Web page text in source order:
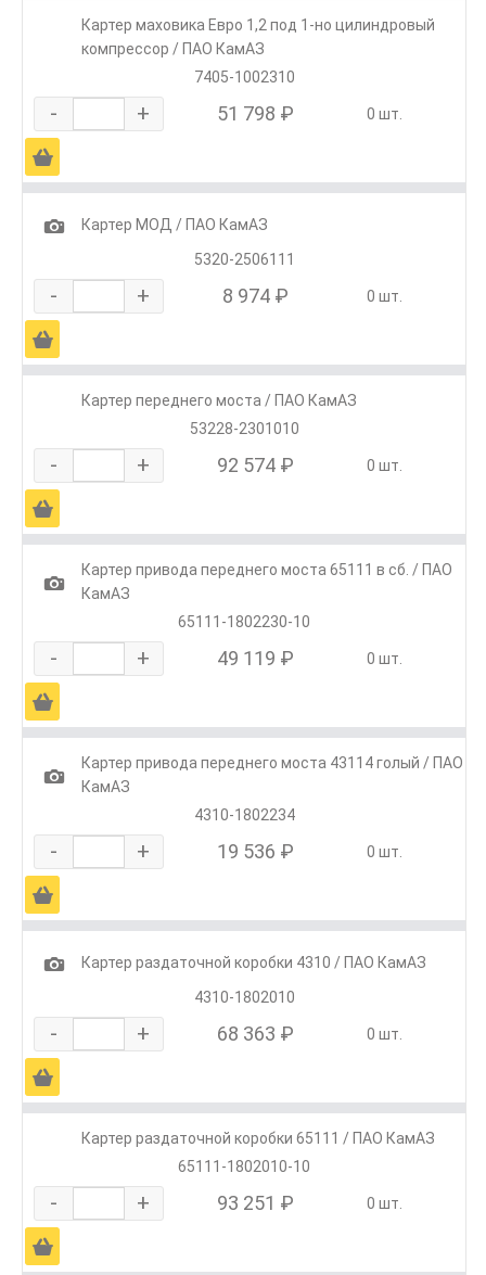
Картер маховика Евро 1,2 под 1-но цилиндровый
компрессор / ПАО КамАЗ
7405-1002310
- + 51 798 ₽ 0 шт.
Ä
1
Картер МОД / ПАО КамАЗ
5320-2506111
- + 8 974 ₽ 0 шт.
Ä
Картер переднего моста / ПАО КамАЗ
53228-2301010
- + 92 574 ₽ 0 шт.
Ä
1
Картер привода переднего моста 65111 в сб. / ПАО
КамАЗ
65111-1802230-10
- + 49 119 ₽ 0 шт.
Ä
1
Картер привода переднего моста 43114 голый / ПАО
КамАЗ
4310-1802234
- + 19 536 ₽ 0 шт.
Ä
1
Картер раздаточной коробки 4310 / ПАО КамАЗ
4310-1802010
- + 68 363 ₽ 0 шт.
Ä
Картер раздаточной коробки 65111 / ПАО КамАЗ
65111-1802010-10
- + 93 251 ₽ 0 шт.
Ä